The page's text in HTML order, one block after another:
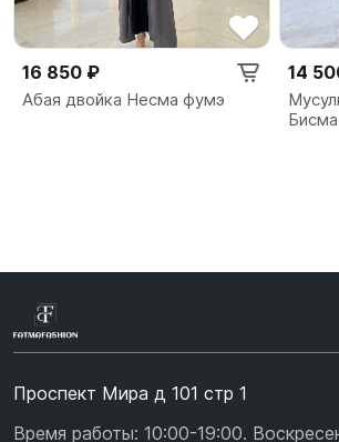
16 850 ₽
Абая двойка Несма фумэ
14
Проспект Мира д 101 стр 1
Время работы: 10:00-19:00.